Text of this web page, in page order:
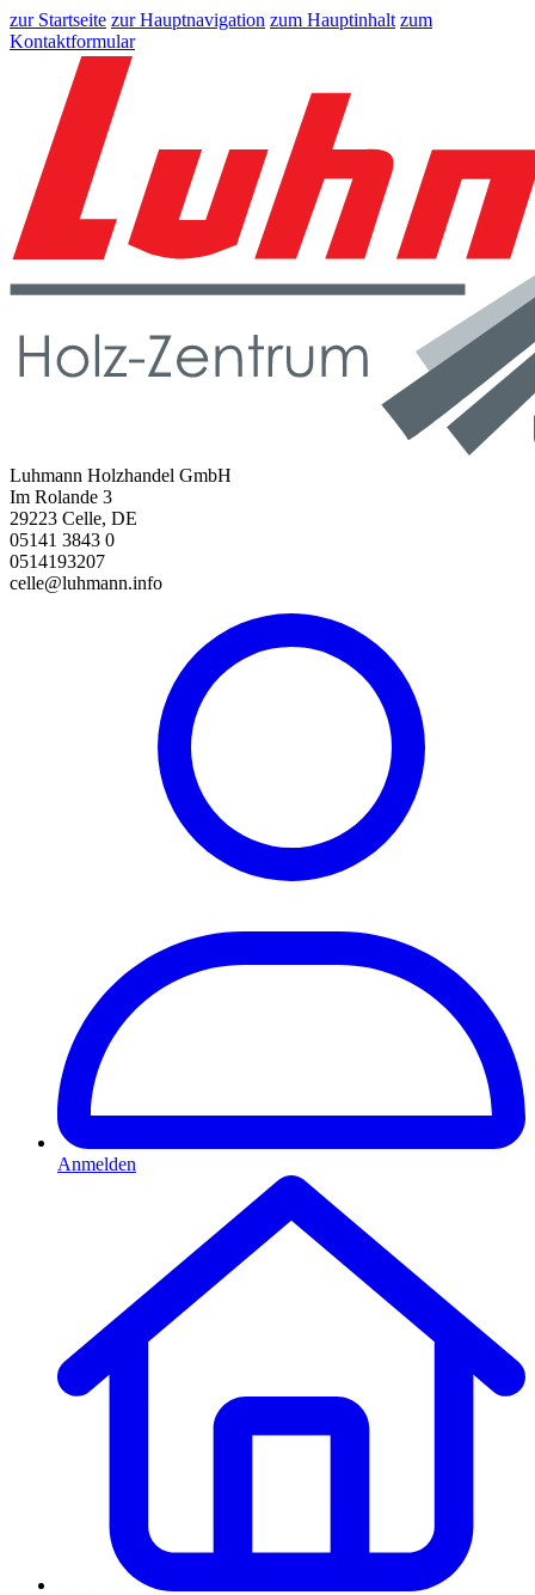
zur Startseite zur Hauptnavigation zum Hauptinhalt zum
Kontaktformular
Luhmann Holzhandel GmbH
Im Rolande 3
29223 Celle, DE
05141 3843 0
0514193207
celle@luhmann.info
Anmelden